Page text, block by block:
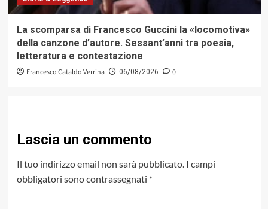
La scomparsa di Francesco Guccini la «locomotiva»
della canzone d’autore. Sessant’anni tra poesia,
letteratura e contestazione
Francesco Cataldo Verrina 06/08/2026 0
Lascia un commento
Il tuo indirizzo email non sarà pubblicato. I campi
obbligatori sono contrassegnati *